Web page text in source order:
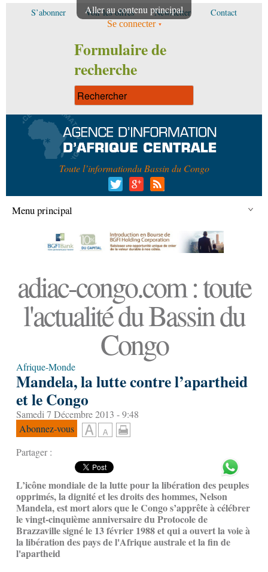
Aller au contenu principal
S’abonner Voir les offres Newsletter Contact
Se connecter
Formulaire de
recherche
Toute l’informationdu Bassin du Congo
Menu principal
adiac-congo.com : toute
l'actualité du Bassin du
Congo
Afrique-Monde
Mandela, la lutte contre l’apartheid
et le Congo
Samedi 7 Décembre 2013 - 9:48
Abonnez-vous
Partager :
L’icône mondiale de la lutte pour la libération des peuples
opprimés, la dignité et les droits des hommes, Nelson
Mandela, est mort alors que le Congo s’apprête à célébrer
le vingt-cinquième anniversaire du Protocole de
Brazzaville signé le 13 février 1988 et qui a ouvert la voie à
la libération des pays de l'Afrique australe et la fin de
l'apartheid